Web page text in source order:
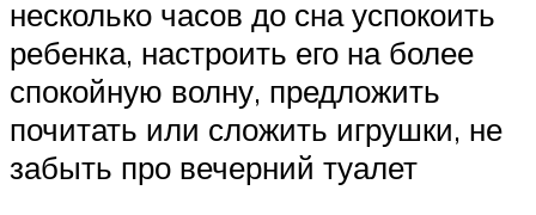
несколько часов до сна успокоить
ребенка, настроить его на более
спокойную волну, предложить
почитать или сложить игрушки, не
забыть про вечерний туалет